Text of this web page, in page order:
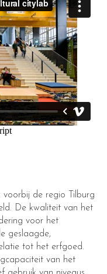
de regio Tilburg
De kwaliteit van het
voor het
geslaagde,
tot het erfgoed.
van het